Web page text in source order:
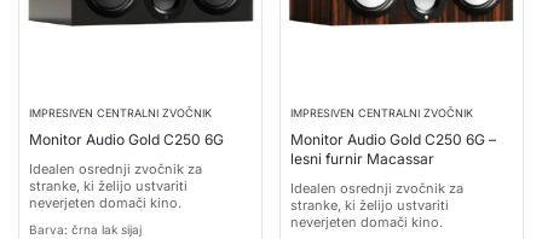
IMPRESIVEN CENTRALNI ZVOČNIK
Monitor Audio Gold C250 6G
Idealen osrednji zvočnik za
stranke, ki želijo ustvariti
neverjeten domači kino.
Barva: črna lak sijaj
IMPRESIVEN CENTRALNI ZVOČNIK
Monitor Audio Gold C250 6G –
lesni furnir Macassar
Idealen osrednji zvočnik za
stranke, ki želijo ustvariti
neverjeten domači kino.